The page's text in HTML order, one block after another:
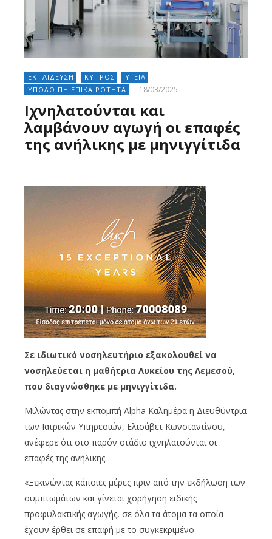
ΕΚΠΑΙΔΕΥΣΗ ΚΥΠΡΟΣ
ΥΓΕΙΑ
ΥΠΟΛΟΙΠΗ ΕΠΙΚΑΙΡΟΤΗΤΑ
18/03/2025
Ιχνηλατούνται και
λαμβάνουν αγωγή οι επαφές
της ανήλικης με μηνιγγίτιδα
Σε ιδιωτικό νοσηλευτήριο εξακολουθεί να
νοσηλεύεται η μαθήτρια Λυκείου της Λεμεσού,
που διαγνώσθηκε με μηνιγγίτιδα.
Μιλώντας στην εκπομπή Alpha Καλημέρα η Διευθύντρια
των Ιατρικών Υπηρεσιών, Ελισάβετ Κωνσταντίνου,
ανέφερε ότι στο παρόν στάδιο ιχνηλατούνται οι
επαφές της ανήλικης.
«Ξεκινώντας κάποιες μέρες πριν από την εκδήλωση των
συμπτωμάτων και γίνεται χορήγηση ειδικής
προφυλακτικής αγωγής, σε όλα τα άτομα τα οποία
έχουν έρθει σε επαφή με το συγκεκριμένο